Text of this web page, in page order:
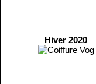
Hiver 2020